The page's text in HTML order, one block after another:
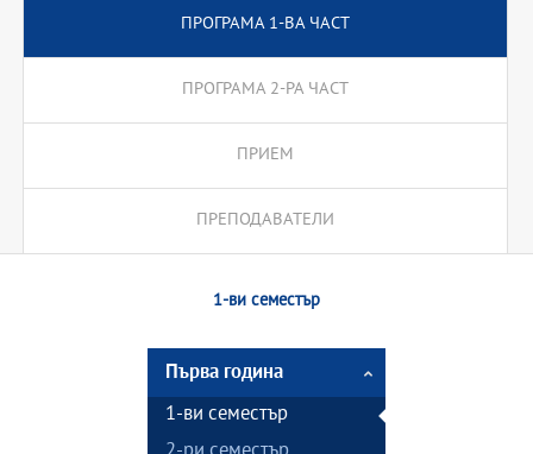
ПРОГРАМА 1-ВА ЧАСТ
ПРОГРАМА 2-РА ЧАСТ
ПРИЕМ
ПРЕПОДАВАТЕЛИ
1-ви семестър
Първа година
1-ви семестър